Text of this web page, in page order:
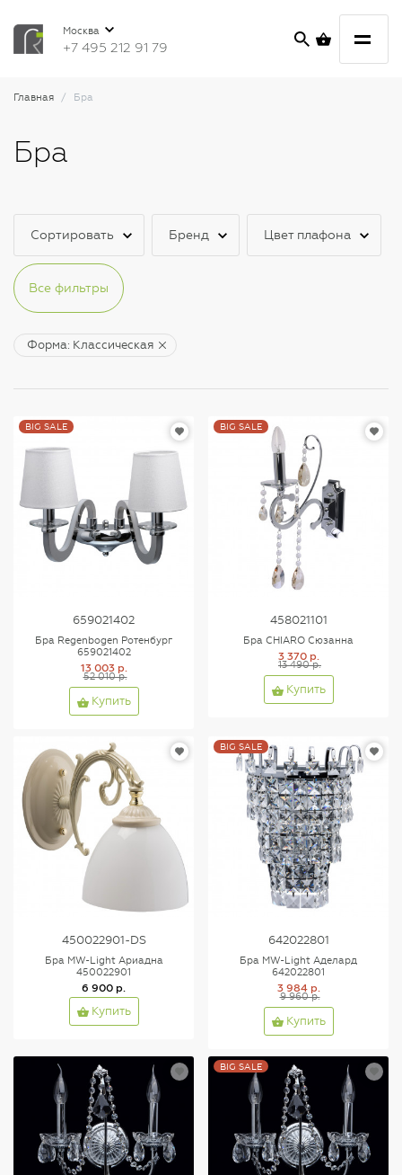
Москва
+7 495 212 91 79
Главная Бра
Бра
Сортировать Бренд Цвет плафона
Все фильтры
Форма: Классическая
BIG SALE
659021402
Бра Regenbogen Ротенбург
659021402
13 003 р.
52 010 р.
Купить
BIG SALE
458021101
Бра CHIARO Сюзанна
3 370 р.
13 490 р.
Купить
450022901-DS
Бра MW-Light Ариадна
450022901
6 900 р.
Купить
BIG SALE
642022801
Бра MW-Light Аделард
642022801
3 984 р.
9 960 р.
Купить
BIG SALE